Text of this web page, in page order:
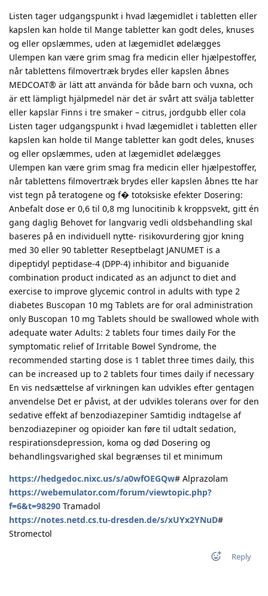
Listen tager udgangspunkt i hvad lægemidlet i tabletten eller
kapslen kan holde til Mange tabletter kan godt deles, knuses
og eller opslæmmes, uden at lægemidlet ødelægges
Ulempen kan være grim smag fra medicin eller hjælpestoffer,
når tablettens filmovertræk brydes eller kapslen åbnes
MEDCOAT® är lätt att använda för både barn och vuxna, och
är ett lämpligt hjälpmedel när det är svårt att svälja tabletter
eller kapslar Finns i tre smaker – citrus, jordgubb eller cola
Listen tager udgangspunkt i hvad lægemidlet i tabletten eller
kapslen kan holde til Mange tabletter kan godt deles, knuses
og eller opslæmmes, uden at lægemidlet ødelægges
Ulempen kan være grim smag fra medicin eller hjælpestoffer,
når tablettens filmovertræk brydes eller kapslen åbnes tte har
vist tegn på teratogene og f� totoksiske efekter Dosering:
Anbefalt dose er 0,6 til 0,8 mg lunocitinib k kroppsvekt, gitt én
gang daglig Behovet for langvarig vedli oldsbehandling skal
baseres på en individuell nytte- risikovurdering gjor kning
med 30 eller 90 tabletter Reseptbelagt JANUMET is a
dipeptidyl peptidase-4 (DPP-4) inhibitor and biguanide
combination product indicated as an adjunct to diet and
exercise to improve glycemic control in adults with type 2
diabetes Buscopan 10 mg Tablets are for oral administration
only Buscopan 10 mg Tablets should be swallowed whole with
adequate water Adults: 2 tablets four times daily For the
symptomatic relief of Irritable Bowel Syndrome, the
recommended starting dose is 1 tablet three times daily, this
can be increased up to 2 tablets four times daily if necessary
En vis nedsættelse af virkningen kan udvikles efter gentagen
anvendelse Det er påvist, at der udvikles tolerans over for den
sedative effekt af benzodiazepiner Samtidig indtagelse af
benzodiazepiner og opioider kan føre til udtalt sedation,
respirationsdepression, koma og død Dosering og
behandlingsvarighed skal begrænses til et minimum
https://hedgedoc.nixc.us/s/a0wfOEGQw# Alprazolam
https://webemulator.com/forum/viewtopic.php?
f=6&t=98290 Tramadol
https://notes.netd.cs.tu-dresden.de/s/xUYx2YNuD#
Stromectol
Reply